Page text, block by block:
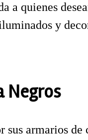
a quienes
y
Negros
armarios